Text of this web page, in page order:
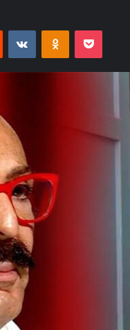
Reddit VKontakteOdnoklassniki
Pocket